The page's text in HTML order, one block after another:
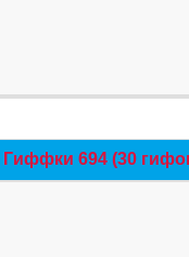
Гиффки 694 (30